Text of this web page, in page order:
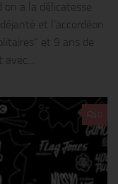
a la délicatesse
et l’accordéon
et 9 ans de
avec...